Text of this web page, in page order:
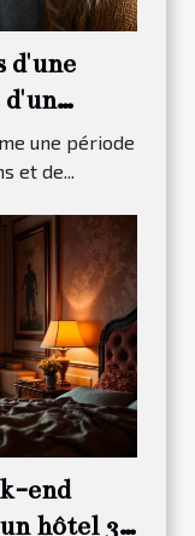
d'une
une période
et de...
end
hôtel 3